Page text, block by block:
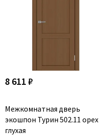
8 611 ₽
Межкомнатная дверь
экошпон Турин 502.11 орех
глухая